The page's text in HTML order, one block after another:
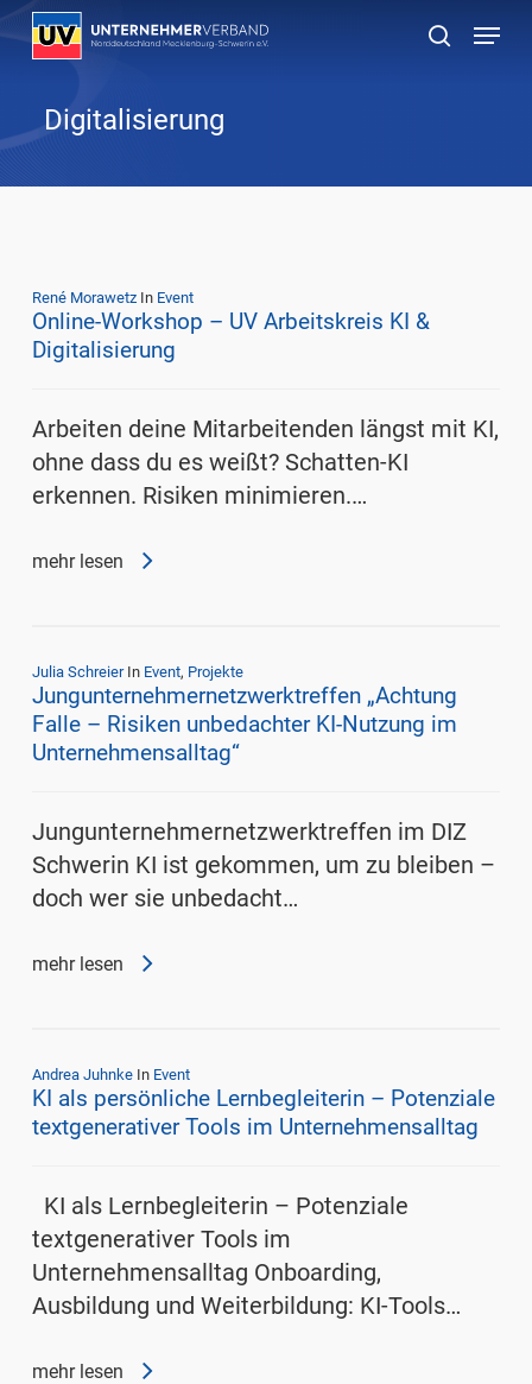
Skip
content
suchen
Menu
Digitalisierung
René Morawetz In Event
Online-Workshop – UV Arbeitskreis KI &
Digitalisierung
Arbeiten deine Mitarbeitenden längst mit KI,
ohne dass du es weißt? Schatten-KI
erkennen. Risiken minimieren.…
mehr lesen
Julia Schreier In Event, Projekte
Jungunternehmernetzwerktreffen „Achtung
Falle – Risiken unbedachter KI-Nutzung im
Unternehmensalltag“
Jungunternehmernetzwerktreffen im DIZ
Schwerin KI ist gekommen, um zu bleiben –
doch wer sie unbedacht…
mehr lesen
Andrea Juhnke In Event
KI als persönliche Lernbegleiterin – Potenziale
textgenerativer Tools im Unternehmensalltag
KI als Lernbegleiterin – Potenziale
textgenerativer Tools im
Unternehmensalltag Onboarding,
Ausbildung und Weiterbildung: KI-Tools…
mehr lesen